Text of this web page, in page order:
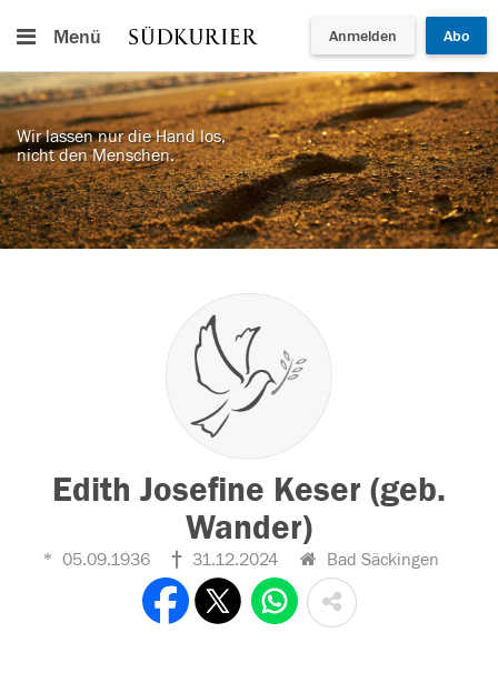
Menü Anmelden Abo
Wir lassen nur die Hand los,
nicht den Menschen.
Edith Josefine Keser (geb.
Wander)
05.09.1936 31.12.2024 Bad Säckingen